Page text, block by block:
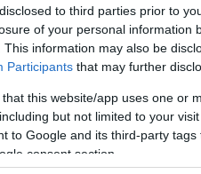
to third parties prior to
of your personal information
This information may also be
Participants that may further
that this website/app uses one or
but not limited to your
to Google and its third-party
consent section.
KarlieKloss és Doutzen
távozó gyönyörű
legnézettebb
kezdenek felépíteni.